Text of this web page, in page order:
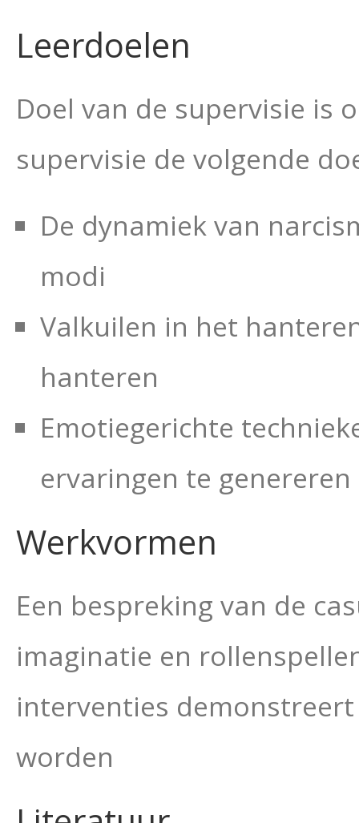
Leerdoelen
Doel van de supervisie is
supervisie de volgende
De dynamiek van
modi
Valkuilen in het
hanteren
Emotiegerichte
ervaringen te genereren
Werkvormen
Een bespreking van de
imaginatie en
interventies
worden